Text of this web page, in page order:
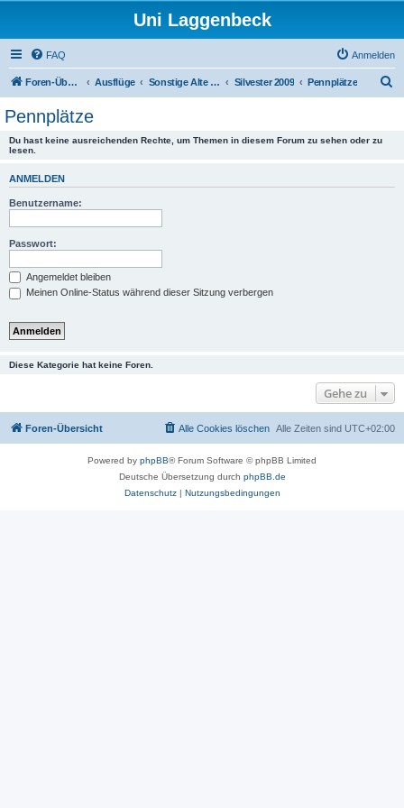
Uni Laggenbeck
FAQ Anmelden
Foren-Übersicht Ausflüge Sonstige Alte Ausflüge Silvester 2009 Pennplätze
Pennplätze
Du hast keine ausreichenden Rechte, um Themen in diesem Forum zu sehen oder zu
lesen.
ANMELDEN
Benutzername:
Passwort:
Angemeldet bleiben
Meinen Online-Status während dieser Sitzung verbergen
Diese Kategorie hat keine Foren.
Gehe zu
Foren-Übersicht Alle Zeiten sind UTC+02:00
Alle Cookies löschen
Powered by phpBB® Forum Software © phpBB Limited
Deutsche Übersetzung durch phpBB.de
Datenschutz| Nutzungsbedingungen